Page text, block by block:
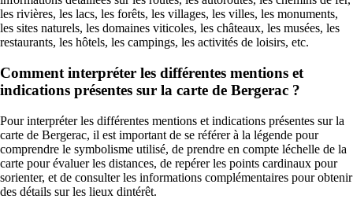
les rivières, les lacs, les forêts, les villages, les villes, les monuments,
les sites naturels, les domaines viticoles, les châteaux, les musées, les
restaurants, les hôtels, les campings, les activités de loisirs, etc.
Comment interpréter les différentes mentions et
indications présentes sur la carte de Bergerac ?
Pour interpréter les différentes mentions et indications présentes sur la
carte de Bergerac, il est important de se référer à la légende pour
comprendre le symbolisme utilisé, de prendre en compte léchelle de la
carte pour évaluer les distances, de repérer les points cardinaux pour
sorienter, et de consulter les informations complémentaires pour obtenir
des détails sur les lieux dintérêt.